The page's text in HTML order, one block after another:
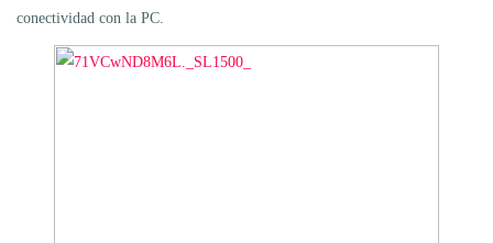
conectividad con la PC.